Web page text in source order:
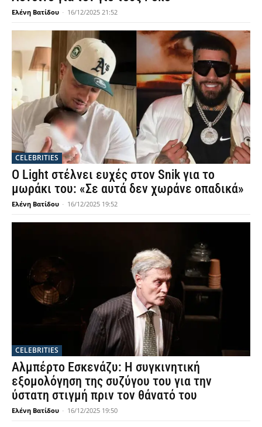
Ελένη Βατίδου - 16/12/2025 21:52
CELEBRITIES
Ο Light στέλνει ευχές στον Snik για το
μωράκι του: «Σε αυτά δεν χωράνε οπαδικά»
Ελένη Βατίδου - 16/12/2025 19:52
CELEBRITIES
Αλμπέρτο Εσκενάζυ: Η συγκινητική
εξομολόγηση της συζύγου του για την
ύστατη στιγμή πριν τον θάνατό του
Ελένη Βατίδου - 16/12/2025 19:50